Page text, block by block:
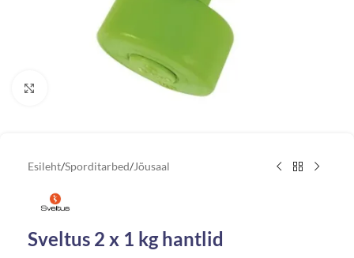
Esileht/Sporditarbed/Jõusaal
Sveltus 2 x 1 kg hantlid